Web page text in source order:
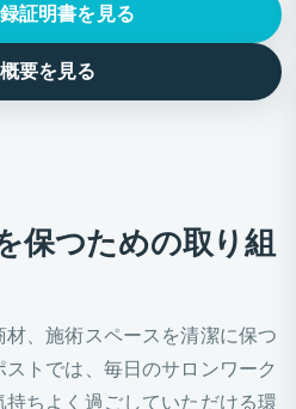
証明書を見る
要を見る
保つための取り組
、施術スペースを清潔に保つ
トでは、毎日のサロンワーク
ちよく過ごしていただける環